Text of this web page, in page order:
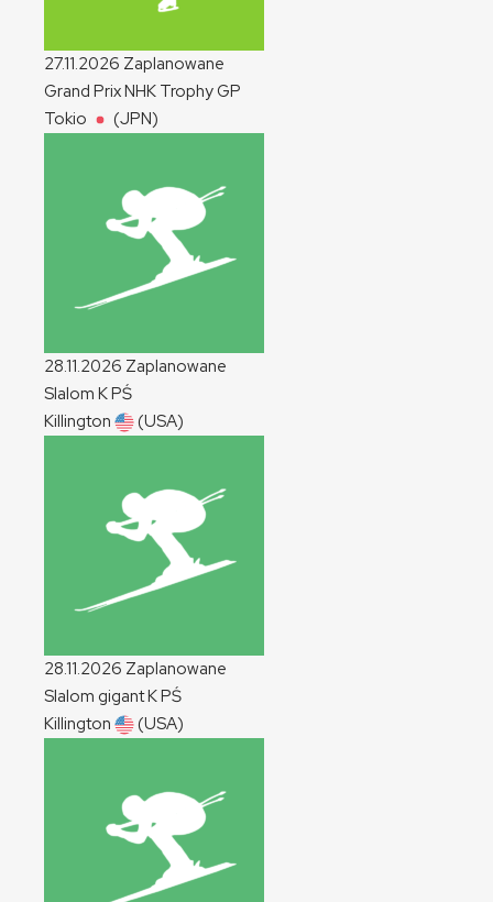
27.11.2026 Zaplanowane
Grand Prix NHK TrophyGP
Tokio
(JPN)
28.11.2026 Zaplanowane
Slalom KPŚ
Killington
(USA)
28.11.2026 Zaplanowane
Slalom gigantKPŚ
Killington
(USA)